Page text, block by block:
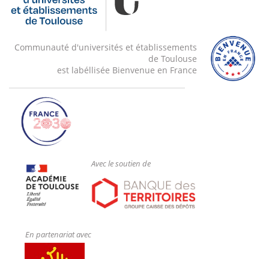
Communauté d'universités et établissements
de Toulouse
est labéllisée Bienvenue en France
Avec le soutien de
En partenariat avec